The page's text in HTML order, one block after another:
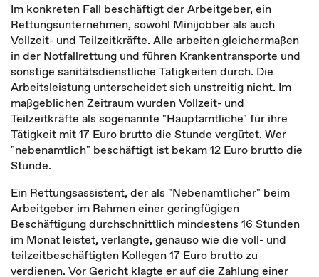
Im konkreten Fall beschäftigt der Arbeitgeber, ein
Rettungsunternehmen, sowohl Minijobber als auch
Vollzeit- und Teilzeitkräfte. Alle arbeiten gleichermaßen
in der Notfallrettung und führen Krankentransporte und
sonstige sanitätsdienstliche Tätigkeiten durch. Die
Arbeitsleistung unterscheidet sich unstreitig nicht. Im
maßgeblichen Zeitraum wurden Vollzeit- und
Teilzeitkräfte als sogenannte "Hauptamtliche" für ihre
Tätigkeit mit 17 Euro brutto die Stunde vergütet. Wer
"nebenamtlich" beschäftigt ist bekam 12 Euro brutto die
Stunde.
Ein Rettungsassistent, der als "Nebenamtlicher" beim
Arbeitgeber im Rahmen einer geringfügigen
Beschäftigung durchschnittlich mindestens 16 Stunden
im Monat leistet, verlangte, genauso wie die voll- und
teilzeitbeschäftigten Kollegen 17 Euro brutto zu
verdienen. Vor Gericht klagte er auf die Zahlung einer